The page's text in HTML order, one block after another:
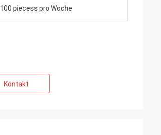
100 piecess pro Woche
Kontakt